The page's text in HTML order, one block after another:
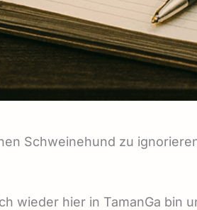
Schweinehund zu
wieder hier in TamanGa bin